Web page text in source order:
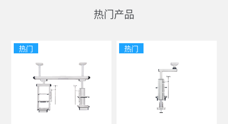
热门产品
热门 热门